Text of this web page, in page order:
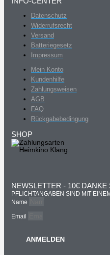
Datenschutz
Widerrufsrecht
Versand
Batteriegesetz
Impressum
Mein Konto
Kundenhilfe
Zahlungsweisen
AGB
FAQ
Rückgabebedingung
SHOP
NEWSLETTER - 10€ DANKE
PFLICHTANGABEN SIND MIT
Name
Email
ANMELDEN